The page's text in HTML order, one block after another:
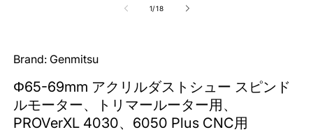
デ
ア
(1)
を
開
1/の
18
Brand: Genmitsu
Φ65-69mm アクリルダストシュー スピンド
ルモーター、トリマールーター用、
PROVerXL 4030、6050 Plus CNC用